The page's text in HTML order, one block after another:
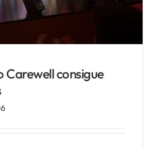
Carewell consigue